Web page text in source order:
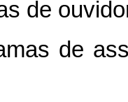
de
de